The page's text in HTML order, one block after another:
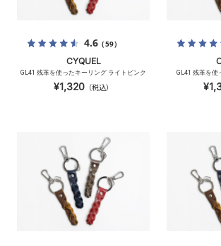
4.6（59）
CYQUEL
GL41 残革を使ったキーリング ライトピンク
¥1,320 （税込）
GL41 残革を使